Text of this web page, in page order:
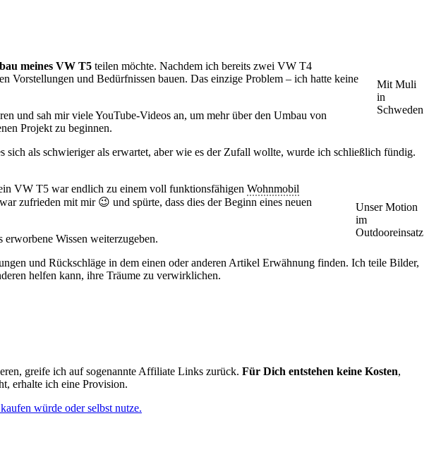
Mit Muli
in
Schweden
meines VW T5 teilen möchte. Nachdem ich bereits zwei VW T4
Vorstellungen und Bedürfnissen bauen. Das einzige Problem – ich hatte keine
und sah mir viele YouTube-Videos an, um mehr über den Umbau von
Projekt zu beginnen.
als schwieriger als erwartet, aber wie es der Zufall wollte, wurde ich schließlich fündig.
Unser Motion
im
Outdooreinsatz
VW T5 war endlich zu einem voll funktionsfähigen Wohnmobil
zufrieden mit mir 😉 und spürte, dass dies der Beginn eines neuen
Wissen weiterzugeben.
und Rückschläge in dem einen oder anderen Artikel Erwähnung finden. Ich teile Bilder,
helfen kann, ihre Träume zu verwirklichen.
greife ich auf sogenannte Affiliate Links zurück. Für Dich entstehen keine Kosten,
erhalte ich eine Provision.
würde oder selbst nutze.